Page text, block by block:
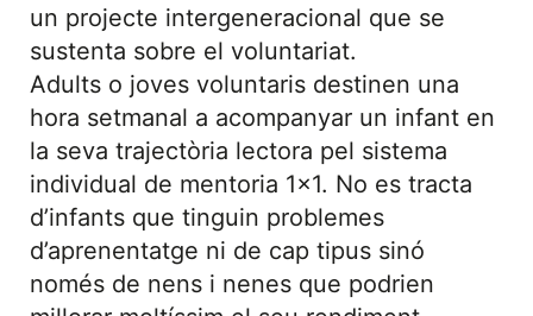
un projecte intergeneracional que se
sustenta sobre el voluntariat.
Adults o joves voluntaris destinen una
hora setmanal a acompanyar un infant en
la seva trajectòria lectora pel sistema
individual de mentoria 1×1. No es tracta
d’infants que tinguin problemes
d’aprenentatge ni de cap tipus sinó
només de nens i nenes que podrien